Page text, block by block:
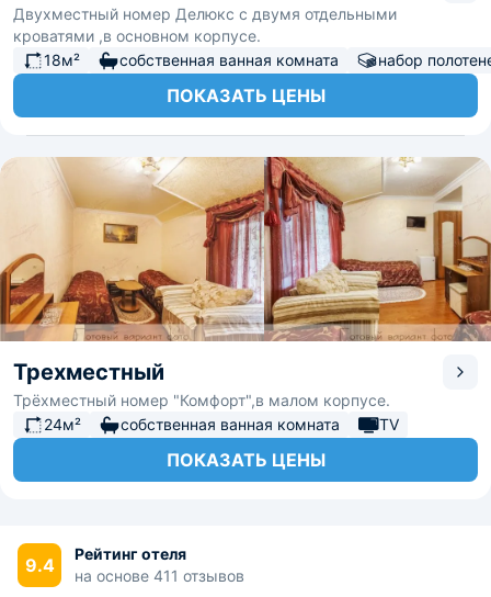
Двухместный номер Делюкс с двумя отдельными
кроватями ,в основном корпусе.
18м²
собственная ванная комната набор
ПОКАЗАТЬ ЦЕНЫ
Трехместный
Трёхместный номер "Комфорт",в малом корпусе.
24м²
собственная ванная комната TV
ПОКАЗАТЬ ЦЕНЫ
9.4
Рейтинг отеля
на основе 411 отзывов